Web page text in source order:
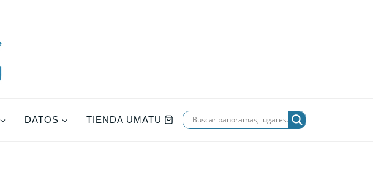
DATOS TIENDA UMATU